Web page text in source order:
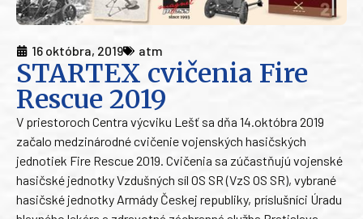
16 októbra, 2019 atm
STARTEX cvičenia Fire
Rescue 2019
V priestoroch Centra výcviku Lešť sa dňa 14.októbra 2019
začalo medzinárodné cvičenie vojenských hasičských
jednotiek Fire Rescue 2019. Cvičenia sa zúčastňujú vojenské
hasičské jednotky Vzdušných síl OS SR (VzS OS SR), vybrané
hasičské jednotky Armády Českej republiky, príslušníci Úradu